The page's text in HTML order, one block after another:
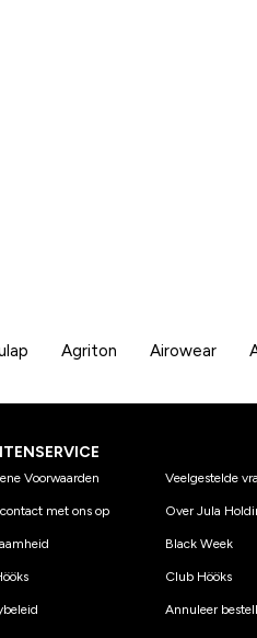
Agriton Airowear
Voorwaarden
met ons op
Veelgestelde
Over Jula
Black Week
Club Hööks
Annuleer